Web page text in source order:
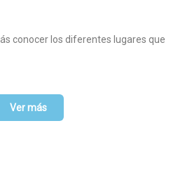
conocer los diferentes lugares que
Ver más